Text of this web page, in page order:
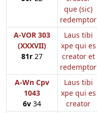
que (sic)
redemptor
A-VOR 303
(XXXVII)
81r 27
Laus tibi
xpe qui es
creator et
redemptor
A-Wn Cpv
1043
6v 34
Laus tibi
xpe qui es
creator